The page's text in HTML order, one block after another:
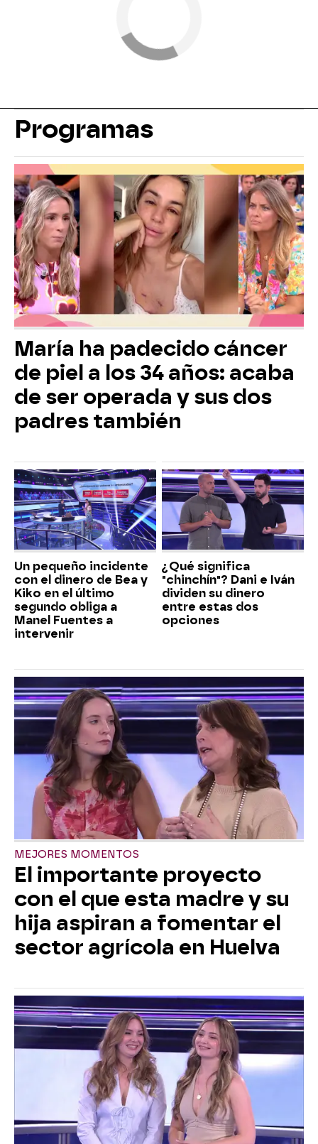
Programas
María ha padecido cáncer
de piel a los 34 años: acaba
de ser operada y sus dos
padres también
Un pequeño incidente
con el dinero de Bea y
Kiko en el último
segundo obliga a
Manel Fuentes a
intervenir
¿Qué significa
"chinchín"? Dani e Iván
dividen su dinero
entre estas dos
opciones
MEJORES MOMENTOS
El importante proyecto
con el que esta madre y su
hija aspiran a fomentar el
sector agrícola en Huelva